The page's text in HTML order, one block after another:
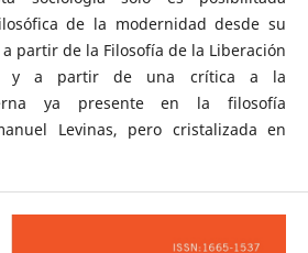
de la modernidad desde su
partir de la Filosofía de la Liberación
y a partir de una crítica a la
ya presente en la filosofía
Levinas, pero cristalizada en